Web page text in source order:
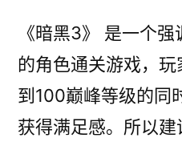
《暗黑3》 是一个
的角色通关游戏，
到100巅峰等级的同
获得满足感。所以